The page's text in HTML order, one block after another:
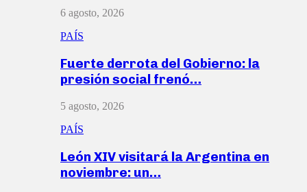
6 agosto, 2026
PAÍS
Fuerte derrota del Gobierno: la
presión social frenó…
5 agosto, 2026
PAÍS
León XIV visitará la Argentina en
noviembre: un…